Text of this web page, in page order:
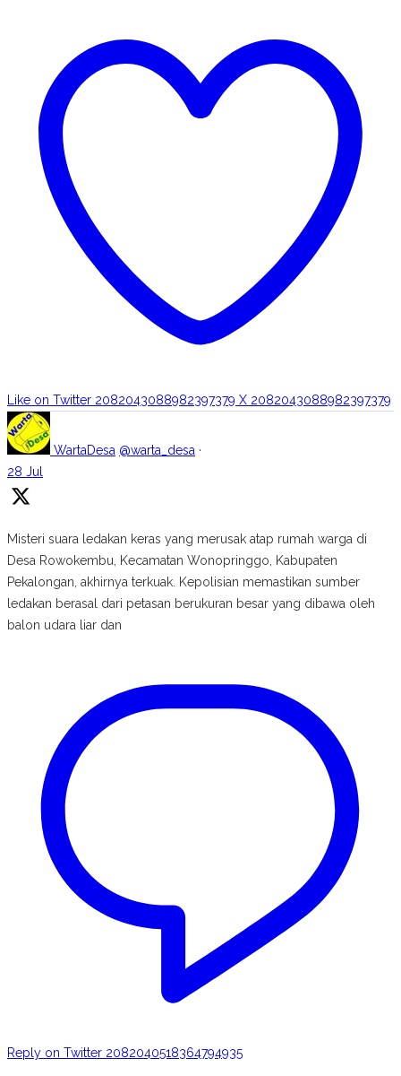
Like on Twitter 2082043088982397379 X 2082043088982397379
WartaDesa @warta_desa ·
28 Jul
Misteri suara ledakan keras yang merusak atap rumah warga di
Desa Rowokembu, Kecamatan Wonopringgo, Kabupaten
Pekalongan, akhirnya terkuak. Kepolisian memastikan sumber
ledakan berasal dari petasan berukuran besar yang dibawa oleh
balon udara liar dan
Reply on Twitter 2082040518364794935